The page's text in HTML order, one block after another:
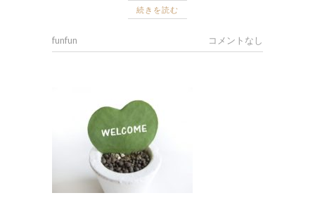
続きを読む
funfun コメントなし